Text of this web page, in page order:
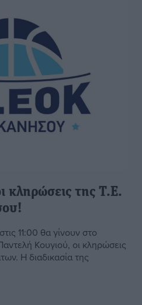
κληρώσεις της Τ.Ε.
11:00 θα γίνουν στο
Κουγιού, οι κληρώσεις
Η διαδικασία της